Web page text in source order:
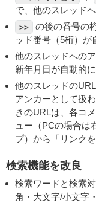
で、他のスレッド
>>
の後の番号の
ッド番号（5桁）が
他のスレッドへの
新年月日が自動的
他のスレッドの
アンカーとして扱
きのURLは、各コ
ュー（PCの場合は
プ）から「リンク
検索機能を改良
検索ワードと検索
角・大文字/小文字